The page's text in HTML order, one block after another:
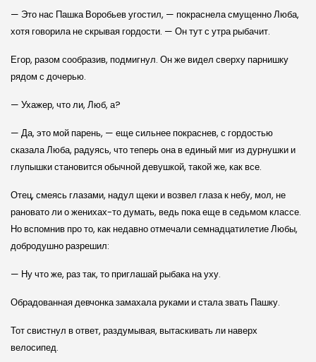
— Это нас Пашка Воробьев угостил, — покраснела смущенно Люба,
хотя говорила не скрывая гордости. — Он тут с утра рыбачит.
Егор, разом сообразив, подмигнул. Он же видел сверху парнишку
рядом с дочерью.
— Ухажер, что ли, Люб, а?
— Да, это мой парень, — еще сильнее покраснев, с гордостью
сказала Люба, радуясь, что теперь она в единый миг из дурнушки и
глупышки становится обычной девушкой, такой же, как все.
Отец, смеясь глазами, надул щеки и возвел глаза к небу, мол, не
рановато ли о женихах-то думать, ведь пока еще в седьмом классе.
Но вспомнив про то, как недавно отмечали семнадцатилетие Любы,
добродушно разрешил:
— Ну что же, раз так, то приглашай рыбака на уху.
Обрадованная девчонка замахала руками и стала звать Пашку.
Тот свистнул в ответ, раздумывая, вытаскивать ли наверх
велосипед.